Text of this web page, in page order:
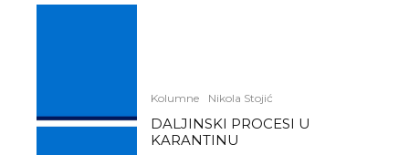
Kolumne Nikola Stojić
DALJINSKI PROCESI U
KARANTINU